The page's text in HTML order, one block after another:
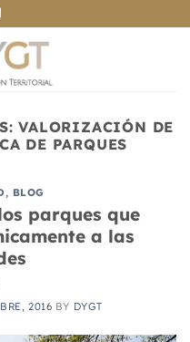
VALORIZACIÓN DE
DE PARQUES
, BLOG
parques que
a las
2016 BY DYGT